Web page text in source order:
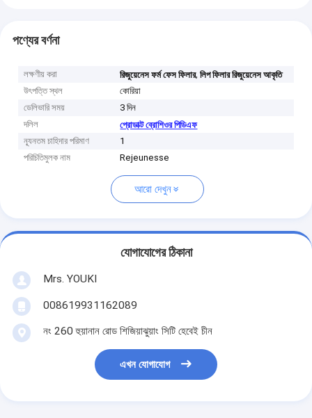
পণ্যের বর্ণনা
লক্ষণীয় করা রিজুয়েনেস ফর্ম ফেস ফিলার,লিপ ফিলার রিজুয়েনেস আকৃতি
উৎপত্তি স্থল
কোরিয়া
ডেলিভারি সময়
3 দিন
দলিল
প্রোডাক্ট ব্রোশিওর পিডিএফ
ন্যূনতম চাহিদার পরিমাণ
1
পরিচিতিমুলক নাম
Rejeunesse
আরো দেখুন
যোগাযোগের ঠিকানা
Mrs. YOUKI
008619931162089
নং 260 হুয়ানান রোড শিজিয়াঝুয়াং সিটি হেবেই চীন
এখন যোগাযোগ